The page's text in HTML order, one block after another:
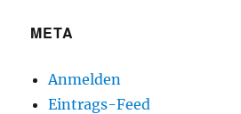
META
Anmelden
Eintrags-Feed